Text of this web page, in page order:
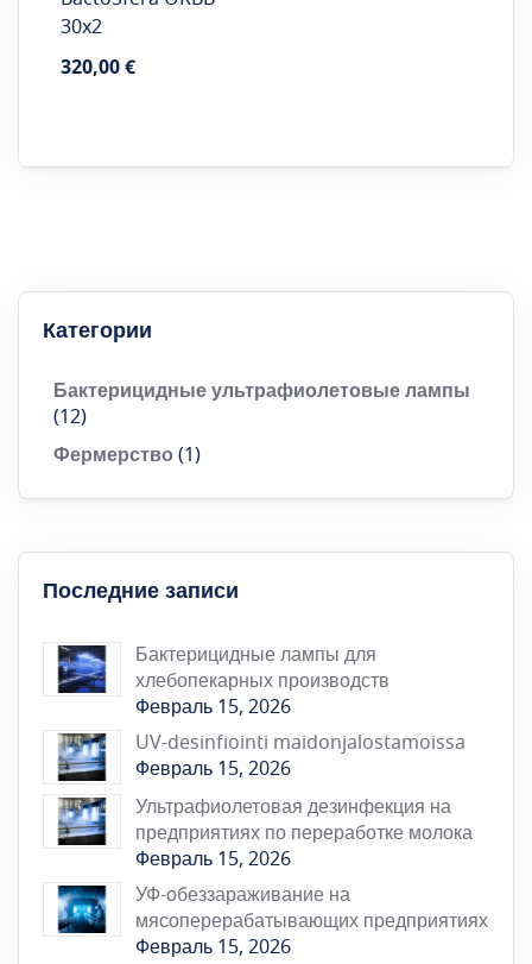
30x2
320,00 €
Категории
Бактерицидные ультрафиолетовые лампы
(12)
Фермерство (1)
Последние записи
Бактерицидные лампы для
хлебопекарных производств
Февраль 15, 2026
UV-desinfiointi maidonjalostamoissa
Февраль 15, 2026
Ультрафиолетовая дезинфекция на
предприятиях по переработке молока
Февраль 15, 2026
УФ-обеззараживание на
мясоперерабатывающих предприятиях
Февраль 15, 2026